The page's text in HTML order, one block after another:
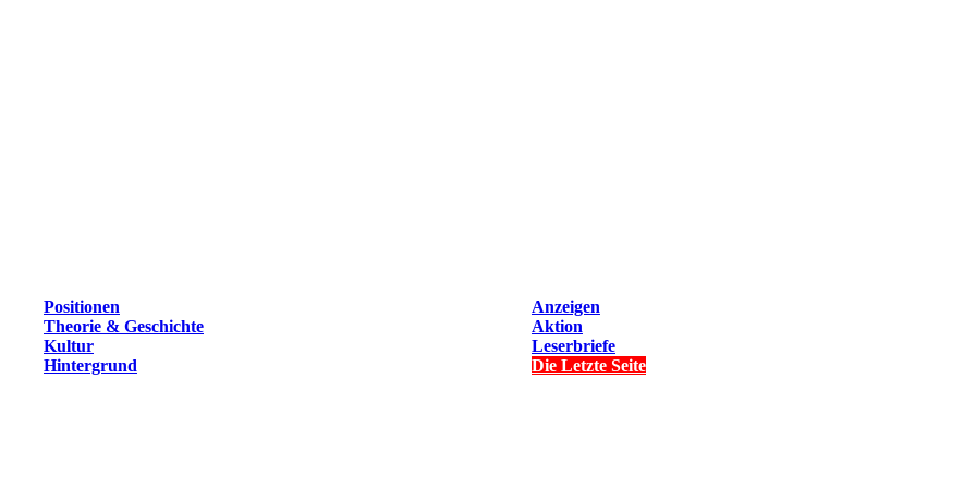
Positionen
Anzeigen
Theorie & Geschichte
Aktion
Kultur
Leserbriefe
Hintergrund Die Letzte Seite